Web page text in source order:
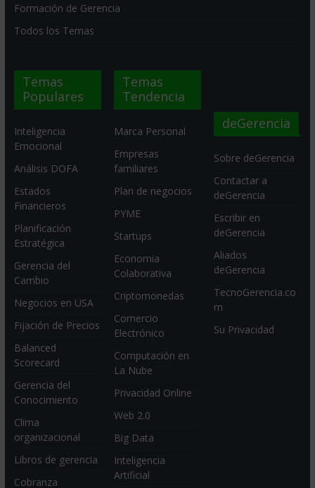
Formación de Gerencia
Todos los Temas
Temas
Populares
Inteligencia
Emocional
Análisis DOFA
Estados
Financieros
Planificación
Estratégica
Gerencia del
Cambio
Negocios en USA
Fijación de Precios
Balanced
Scorecard
Gerencia del
Conocimiento
Clima
organizacional
Libros de gerencia
Cobranza
Temas
Tendencia
Marca Personal
Empresas
familiares
Plan de negocios
PYME
Startups
Economia
Colaborativa
Criptomonedas
Comercio
Electrónico
Computación en
La Nube
Privacidad Online
Web 2.0
Big Data
Inteligencia
Artificial
Contactar a
Escribir en